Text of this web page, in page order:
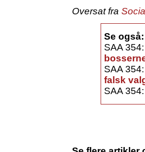
Oversat fra
Se også:
SAA
SAA
falsk
SAA